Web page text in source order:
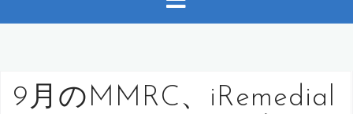
ッ
9月のMMRC、iRemedial